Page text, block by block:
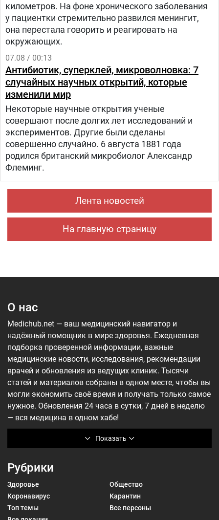
километров. На фоне хронического заболевания
у пациентки стремительно развился менингит,
она перестала говорить и реагировать на
окружающих.
07.08 / 00:13
Антибиотик, суперклей, микроволновка: 7
случайных научных открытий, которые
изменили мир
Некоторые научные открытия ученые
совершают после долгих лет исследований и
экспериментов. Другие были сделаны
совершенно случайно. 6 августа 1881 года
родился британский микробиолог Александр
Флеминг.
Лента новостей
На главную страницу
О нас
Показать
Medichub.net — ваш медицинский навигатор и
надёжный помощник в мире здоровья. Ежедневная
подборка проверенной информации, важные
медицинские новости, исследования, рекомендации
врачей и обновления из ведущих клиник. Тысячи
статей и материалов собраны в одном месте, чтобы вы
могли экономить своё время и получать только самое
нужное. Обновления 24 часа в сутки, 7 дней в неделю
— вся медицина в одном хабе!
Рубрики
Здоровье
Общество
Коронавирус
Карантин
Топ темы
Все персоны